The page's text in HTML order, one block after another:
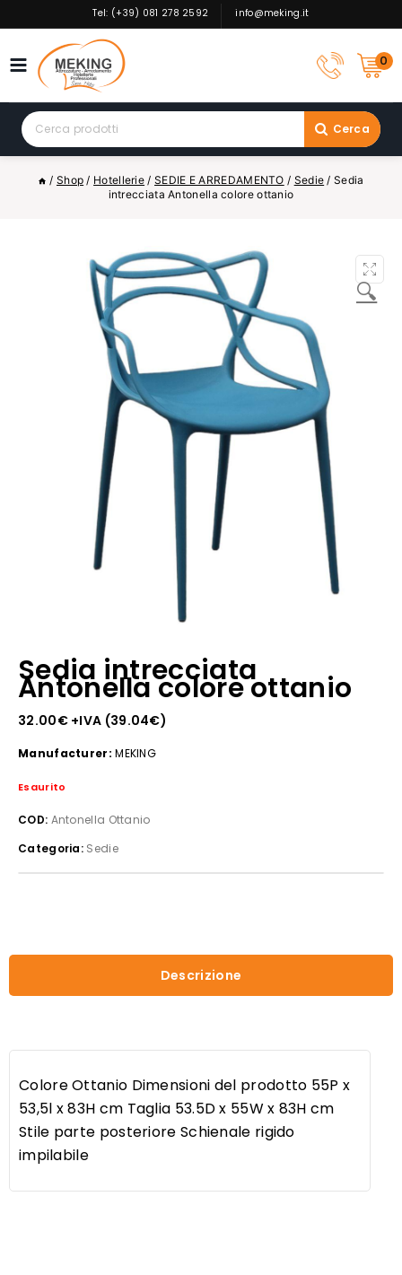
to
Tel: (+39) 081 278 2592 info@meking.it
0
Search
for:
Cerca
/ Shop / Hotellerie / SEDIE E ARREDAMENTO / Sedie / Sedia
intrecciata Antonella colore ottanio
🔍
Sedia intrecciata
Antonella colore ottanio
32.00€+IVA (39.04€)
Manufacturer: MEKING
Esaurito
COD: Antonella Ottanio
Categoria: Sedie
Descrizione
Colore Ottanio Dimensioni del prodotto 55P x
53,5l x 83H cm Taglia 53.5D x 55W x 83H cm
Stile parte posteriore Schienale rigido
impilabile